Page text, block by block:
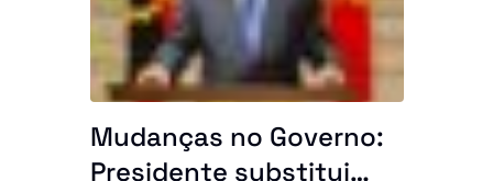
(SADC), marcada para este mês, em
Durban.
Mudanças no Governo:
Presidente substitui